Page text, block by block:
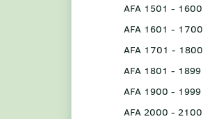
AFA 1501 - 1600
AFA 1601 - 1700
AFA 1701 - 1800
AFA 1801 - 1899
AFA 1900 - 1999
AFA 2000 - 2100